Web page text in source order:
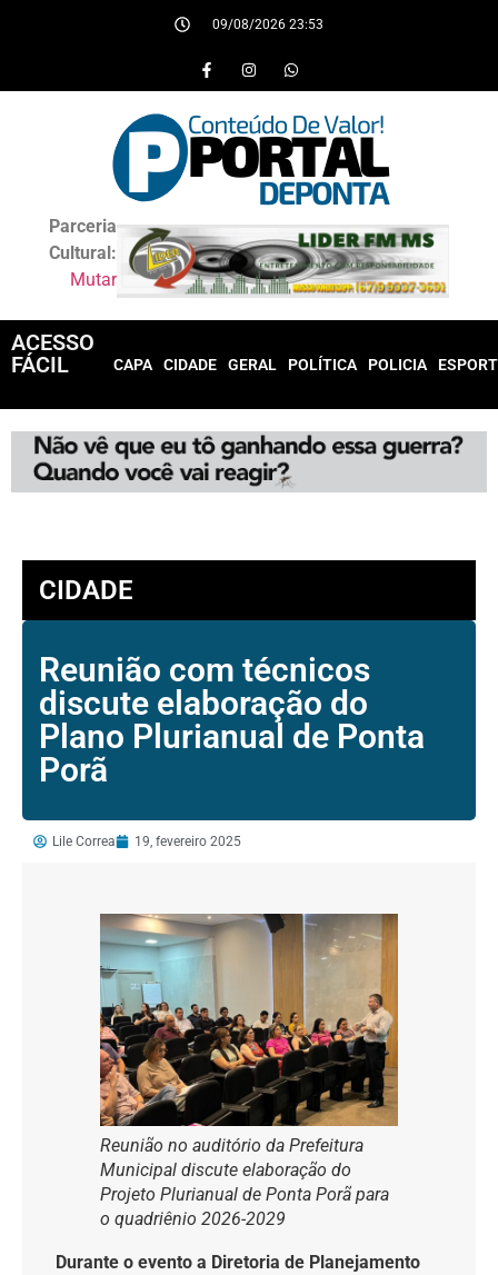
09/08/2026 23:53
Parceria
Cultural:
Mutar
ACESSO
FÁCIL
CAPA CIDADE GERAL POLÍTICA POLICIA
CIDADE
Reunião com técnicos
discute elaboração do
Plano Plurianual de Ponta
Porã
Lile Correa 19, fevereiro 2025
Reunião no auditório da Prefeitura
Municipal discute elaboração do
Projeto Plurianual de Ponta Porã para
o quadriênio 2026-2029
Durante o evento a Diretoria de Planejamento